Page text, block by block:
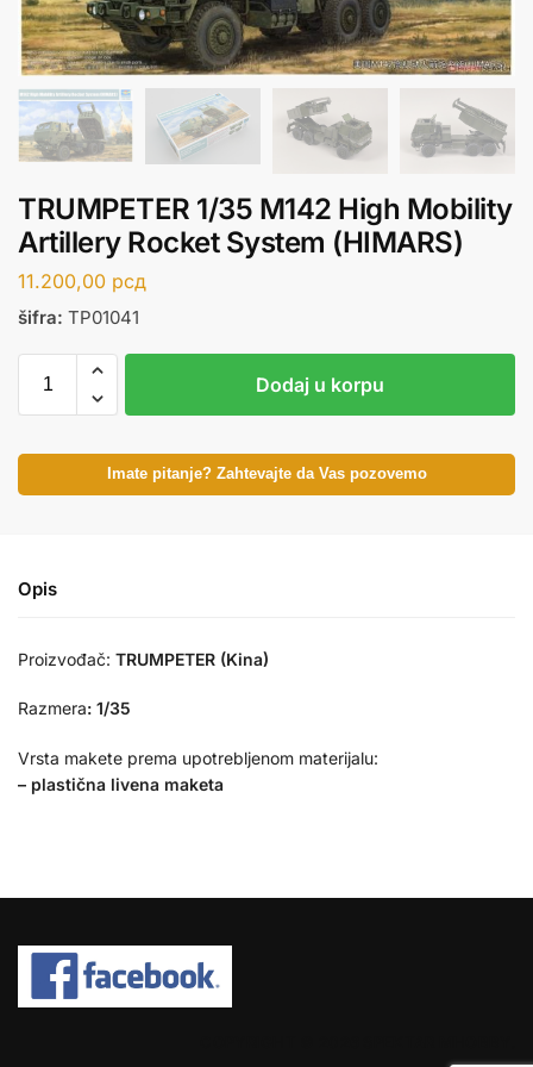
TRUMPETER 1/35 M142 High Mobility
Artillery Rocket System (HIMARS)
11.200,00 рсд
šifra: TP01041
Dodaj u korpu
Imate pitanje? Zahtevajte da Vas pozovemo
Opis
Proizvođač: TRUMPETER (Kina)
Razmera: 1/35
Vrsta makete prema upotrebljenom materijalu:
– plastična livena maketa